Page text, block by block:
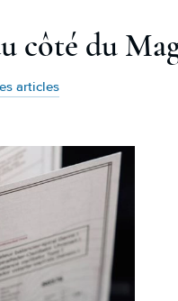
côté du
articles